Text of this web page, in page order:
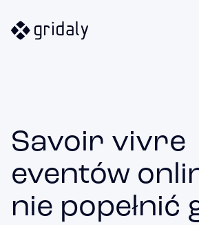
Savoir vivre
eventów
nie popełnić